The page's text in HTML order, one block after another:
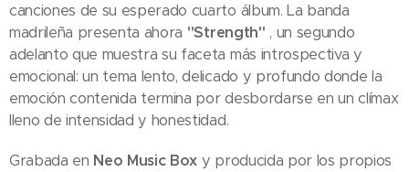
canciones de su esperado cuarto álbum. La banda
madrileña presenta ahora "Strength" , un segundo
adelanto que muestra su faceta más introspectiva y
emocional: un tema lento, delicado y profundo donde la
emoción contenida termina por desbordarse en un clímax
lleno de intensidad y honestidad.
Grabada en Neo Music Box y producida por los propios